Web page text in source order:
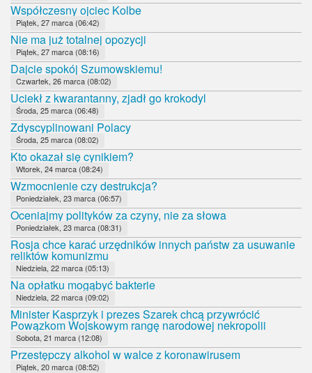
Współczesny ojciec Kolbe
Piątek, 27 marca (06:42)
Nie ma już totalnej opozycji
Piątek, 27 marca (08:16)
Dajcie spokój Szumowskiemu!
Czwartek, 26 marca (08:02)
Uciekł z kwarantanny, zjadł go krokodyl
Środa, 25 marca (06:48)
Zdyscyplinowani Polacy
Środa, 25 marca (08:02)
Kto okazał się cynikiem?
Wtorek, 24 marca (08:24)
Wzmocnienie czy destrukcja?
Poniedziałek, 23 marca (06:57)
Oceniajmy polityków za czyny, nie za słowa
Poniedziałek, 23 marca (08:31)
Rosja chce karać urzędników innych państw za usuwanie
reliktów komunizmu
Niedziela, 22 marca (05:13)
Na opłatku mogąbyć bakterie
Niedziela, 22 marca (09:02)
Minister Kasprzyk i prezes Szarek chcą przywrócić
Powązkom Wojskowym rangę narodowej nekropolii
Sobota, 21 marca (12:08)
Przestępczy alkohol w walce z koronawirusem
Piątek, 20 marca (08:52)